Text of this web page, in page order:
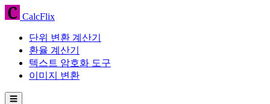
CalcFlix
단위 변환 계산기
환율 계산기
텍스트 암호화 도구
이미지 변환
☰